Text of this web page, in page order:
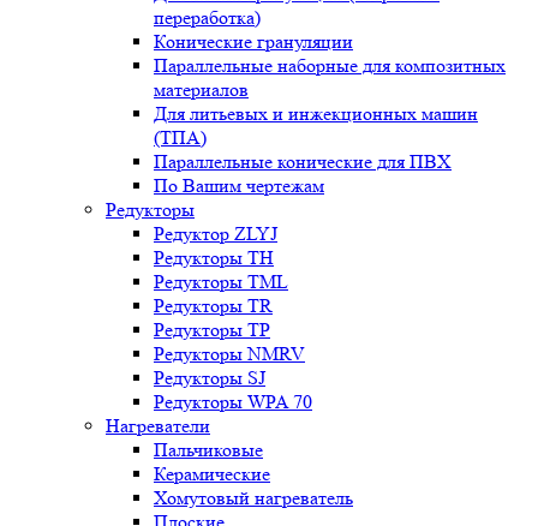
переработка)
Конические грануляции
Параллельные наборные для композитных
материалов
Для литьевых и инжекционных машин
(ТПА)
Параллельные конические для ПВХ
По Вашим чертежам
Редукторы
Редуктор ZLYJ
Редукторы TH
Редукторы TML
Редукторы TR
Редукторы TP
Редукторы NMRV
Редукторы SJ
Редукторы WPA 70
Нагреватели
Пальчиковые
Керамические
Хомутовый нагреватель